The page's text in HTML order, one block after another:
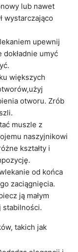
lub nawet
wystarczająco
upewnij
umyć
większych
otworu. Zrób
muszle z
naszyjnikowi
kształty i
od końca
zaciągnięcia.
ją małym
stabilności.
takich jak